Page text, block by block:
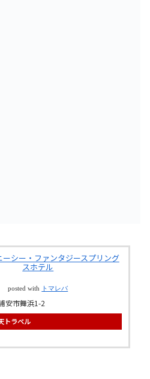
ーシー・ファンタジースプリング
スホテル
posted with トマレバ
安市舞浜1-2
トラベル